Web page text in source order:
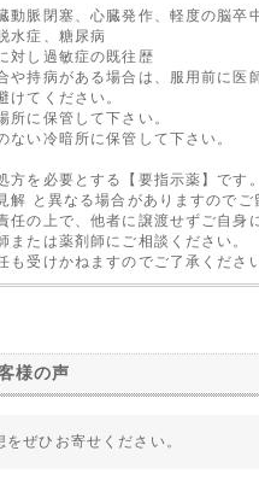
動脈閉塞、心臓発作、軽度の脳卒
水症、糖尿病
対し過敏症の既往歴
持病がある場合は、服用前に医
てください。
に保管して下さい。
い冷暗所に保管して下さい。
を必要とする【要指示薬】です
解 と異なる場合がありますのでご
の上で、他者に譲渡せずご自身
たは薬剤師にご相談ください。
受けかねますのでご了承くださ
様の声
ぜひお寄せください。